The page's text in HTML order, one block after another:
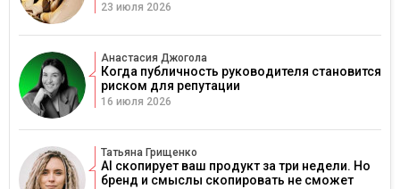
23 июля 2026
Анастасия Джогола
Когда публичность руководителя становится
риском для репутации
16 июля 2026
Татьяна Грищенко
AI скопирует ваш продукт за три недели. Но
бренд и смыслы скопировать не сможет